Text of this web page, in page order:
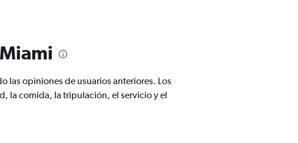
las opiniones de usuarios anteriores. Los
la comida, la tripulación, el servicio y el